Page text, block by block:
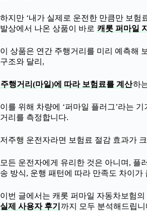
하지만 ‘내가 실제로 운전한 만큼만 보험
발상에서 나온 상품이 바로 캐롯 퍼마일
이 상품은 연간 주행거리를 미리 예측해
구조와 달리,
주행거리(마일)에 따라 보험료를 계산하
이를 위해 차량에 ‘퍼마일 플러그’라는
거리를 측정합니다.
저주행 운전자라면 보험료 절감 효과가
모든 운전자에게 유리한 것은 아니며, 플
송 방식, 운행 패턴에 따라 만족도 차이가
이번 글에서는 캐롯 퍼마일 자동차보험의
실제 사용자 후기 까지 모두 분석해드립니